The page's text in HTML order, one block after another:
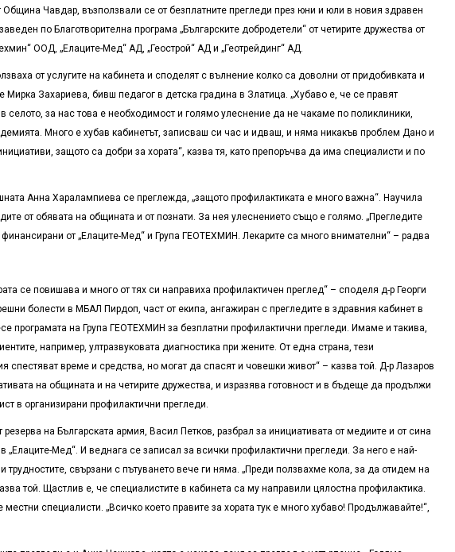
Чавдар, възползвали се от безплатните прегледи през юни и юли в новия здравен
по Благотворителна програма „Българските добродетели“ от четирите дружества от
ООД, „Елаците-Мед“ АД, „Геострой“ АД и „Геотрейдинг“ АД.
от услугите на кабинета и споделят с вълнение колко са доволни от придобивката и
Мирка Захариева, бивш педагог в детска градина в Златица. „Хубаво е, че се правят
селото, за нас това е необходимост и голямо улеснение да не чакаме по поликлиники,
Много е хубав кабинетът, записваш си час и идваш, и няма никакъв проблем Дано и
защото са добри за хората“, казва тя, като препоръчва да има специалисти и по
Анна Харалампиева се преглежда, „защото профилактиката е много важна“. Научила
от обявата на общината и от познати. За нея улеснението също е голямо. „Прегледите
от „Елаците-Мед“ и Група ГЕОТЕХМИН. Лекарите са много внимателни“ – радва
се повишава и много от тях си направиха профилактичен преглед“ – споделя д-р Георги
болести в МБАЛ Пирдоп, част от екипа, ангажиран с прегледите в здравния кабинет в
програмата на Група ГЕОТЕХМИН за безплатни профилактични прегледи. Имаме и такива,
например, ултразвуковата диагностика при жените. От една страна, тези
спестяват време и средства, но могат да спасят и човешки живот“ – казва той. Д-р Лазаров
на общината и на четирите дружества, и изразява готовност и в бъдеще да продължи
в организирани профилактични прегледи.
на Българската армия, Васил Петков, разбрал за инициативата от медиите и от сина
„Елаците-Мед“. И веднага се записал за всички профилактични прегледи. За него е най-
трудностите, свързани с пътуването вече ги няма. „Преди ползвахме кола, за да отидем на
той. Щастлив е, че специалистите в кабинета са му направили цялостна профилактика.
специалисти. „Всичко което правите за хората тук е много хубаво! Продължавайте!“,